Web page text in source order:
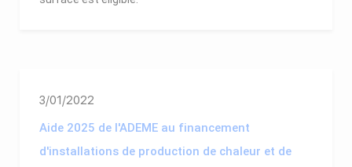
3/01/2022
Aide 2025 de l'ADEME au financement
d'installations de production de chaleur et de